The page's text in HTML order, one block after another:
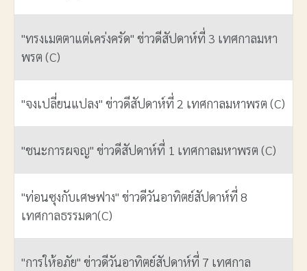
"ทรงเมตตาแต่เคร่งครัด" ข่าวดีสัปดาห์ที่ 3 เทศกาลมหา
พรต (C)
"จงเปลี่ยนแปลง" ข่าวดีสัปดาห์ที่ 2 เทศกาลมหาพรต (C)
"ชนะการผจญ" ข่าวดีสัปดาห์ที่ 1 เทศกาลมหาพรต (C)
"ท่อนซุงกับเศษฟาง" ข่าวดีวันอาทิตย์สัปดาห์ที่ 8
เทศกาลธรรมดา(C)
"การให้อภัย" ข่าวดีวันอาทิตย์สัปดาห์ที่ 7 เทศกาล